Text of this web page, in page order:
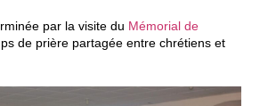
i
c
par la visite du Mémorial de
de prière partagée entre chrétiens et